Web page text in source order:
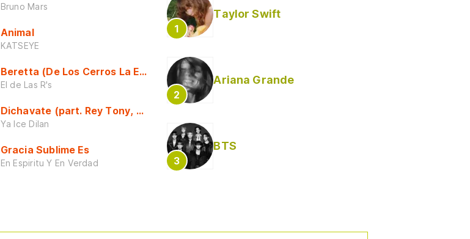
Bruno Mars
Animal
KATSEYE
Beretta (De Los Cerros La Escuela)
El de Las R's
Dichavate (part. Rey Tony, Dj Honda y Helabusador) [explícita]
Ya Ice Dilan
Gracia Sublime Es
En Espiritu Y En Verdad
Taylor Swift
Ariana Grande
BTS